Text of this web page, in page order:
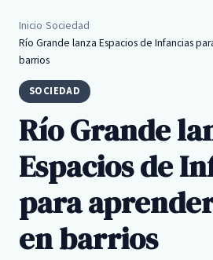
Inicio Sociedad
Río Grande lanza Espacios de Infancias
barrios
SOCIEDAD
Río Grande
Espacios de
para
en barrios